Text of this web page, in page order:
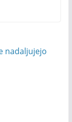
nadaljujejo